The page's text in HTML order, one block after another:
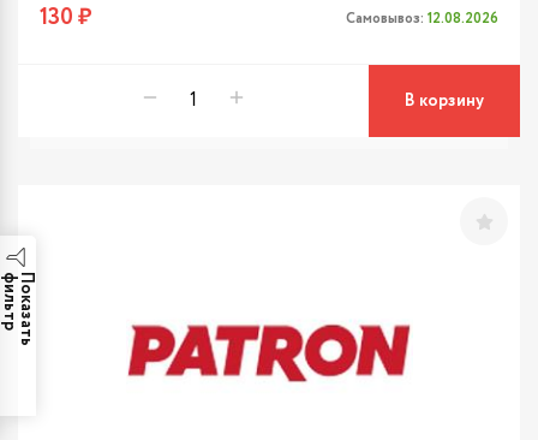
П
о
к
а
з
а
т
ь
ф
и
л
ь
т
130 ₽ Самовывоз: 12.08.2026
В корзину